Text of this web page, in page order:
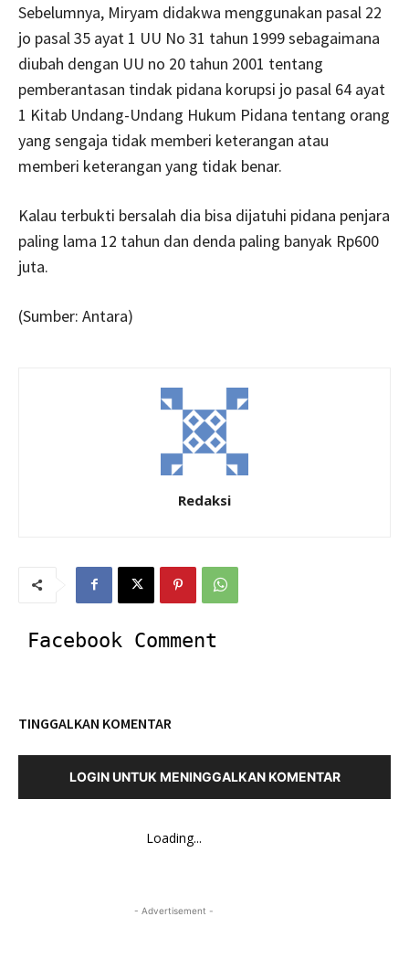
Sebelumnya, Miryam didakwa menggunakan pasal 22
jo pasal 35 ayat 1 UU No 31 tahun 1999 sebagaimana
diubah dengan UU no 20 tahun 2001 tentang
pemberantasan tindak pidana korupsi jo pasal 64 ayat
1 Kitab Undang-Undang Hukum Pidana tentang orang
yang sengaja tidak memberi keterangan atau
memberi keterangan yang tidak benar.
Kalau terbukti bersalah dia bisa dijatuhi pidana penjara
paling lama 12 tahun dan denda paling banyak Rp600
juta.
(Sumber: Antara)
Redaksi
Facebook Comment
TINGGALKAN KOMENTAR
LOGIN UNTUK MENINGGALKAN KOMENTAR
Loading...
- Advertisement -